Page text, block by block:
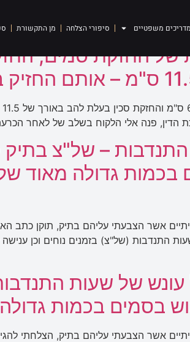
מדריכים משפטיים סיפורי הצלחה מן התקשורת
של החזקת סמים,
הדין, פנה אלי הלקוח בשלב של לאחר
– של"צ בתיק
שעות התנדבות (של"צ) בזמנים נוחים וכן
של שעות
בכמות גדולה מאוד
אשר הצבעתי עליהם בתיק, הצלחתי